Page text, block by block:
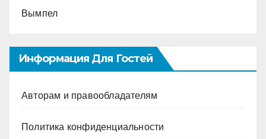
Вымпел
Информация Для Гостей
Авторам и правообладателям
Политика конфиденциальности